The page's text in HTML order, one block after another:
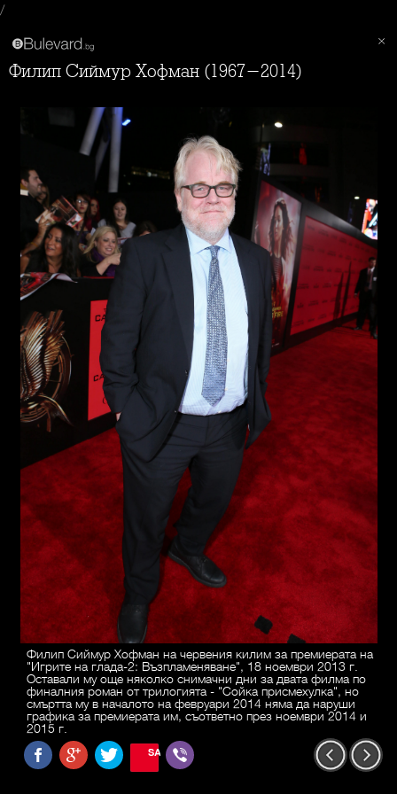
/
Филип Сиймур Хофман (1967-2014)
Филип Сиймур Хофман на червения килим за премиерата на
"Игрите на глада-2: Възпламеняване", 18 ноември 2013 г.
Оставали му още няколко снимачни дни за двата филма по
финалния роман от трилогията - "Сойка присмехулка", но
смъртта му в началото на февруари 2014 няма да наруши
графика за премиерата им, съответно през ноември 2014 и
2015 г.
SAVE